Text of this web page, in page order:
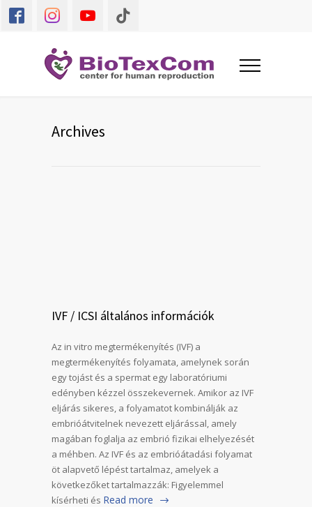
Archives
IVF / ICSI általános információk
Az in vitro megtermékenyítés (IVF) a
megtermékenyítés folyamata, amelynek során
egy tojást és a spermat egy laboratóriumi
edényben kézzel összekevernek. Amikor az IVF
eljárás sikeres, a folyamatot kombinálják az
embrióátvitelnek nevezett eljárással, amely
magában foglalja az embrió fizikai elhelyezését
a méhben. Az IVF és az embrióátadási folyamat
öt alapvető lépést tartalmaz, amelyek a
következőket tartalmazzák: Figyelemmel
kísérheti és Read more